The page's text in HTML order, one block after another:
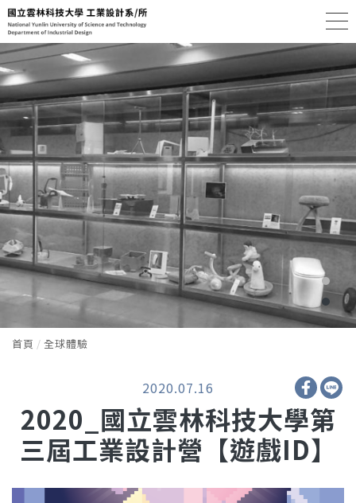
首頁 全球體驗
2020.07.16
2020_國立雲林科技大學第
三屆工業設計營【遊戲ID】